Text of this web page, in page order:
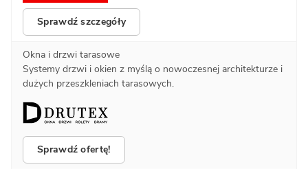
Sprawdź szczegóły
Okna i drzwi tarasowe
Systemy drzwi i okien z myślą o nowoczesnej architekturze i
dużych przeszkleniach tarasowych.
Sprawdź ofertę!